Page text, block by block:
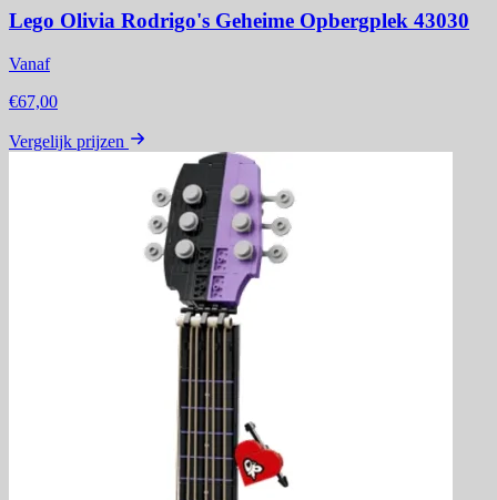
Lego Olivia Rodrigo's Geheime Opbergplek 43030
Vanaf
€67,00
Vergelijk prijzen